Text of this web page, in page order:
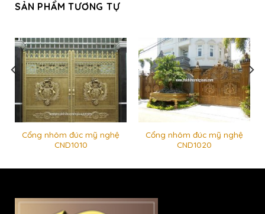
SẢN PHẨM TƯƠNG TỰ
Cổng nhôm đúc mỹ nghệ
CND1010
Cổng nhôm đúc mỹ nghệ
CND1020